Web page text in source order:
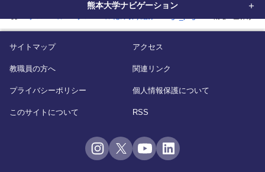
home
熊本大学ナビゲーション
サイトマップ アクセス
教職員の方へ 関連リンク
プライバシーポリシー 個人情報保護について
このサイトについて RSS